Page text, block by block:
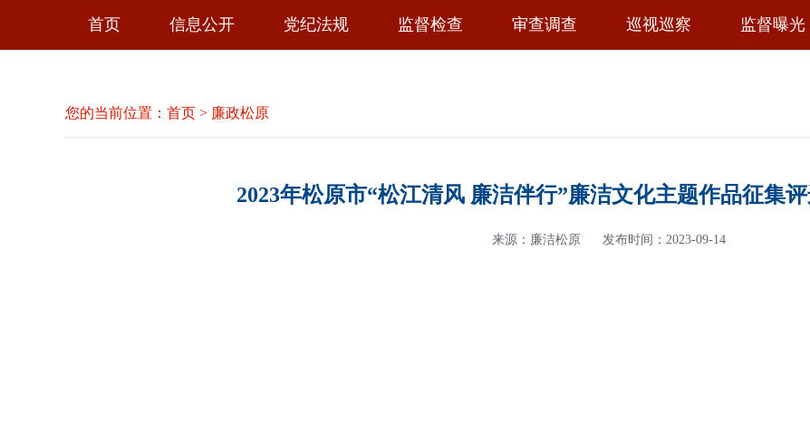
首页 信息公开 党纪法规 监督检查 审查调查 巡视巡察 监督曝光
您的当前位置： 首页 > 廉政松原
2023年松原市“松江清风 廉洁伴行”廉洁文化主题作品征集
来源：廉洁松原 发布时间：2023-09-14